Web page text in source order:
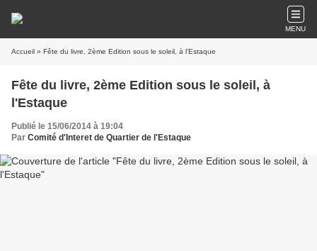
MENU
Accueil » Fête du livre, 2ème Edition sous le soleil, à l'Estaque
Fête du livre, 2ème Edition sous le soleil, à
l'Estaque
Publié le 15/06/2014 à 19:04
Par Comité d'Interet de Quartier de l'Estaque